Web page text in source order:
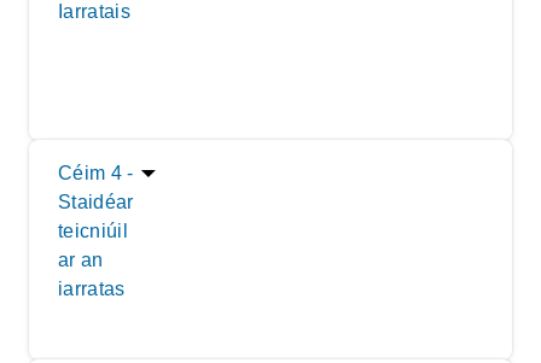
Iarratais
Céim 4 -
Staidéar
teicniúil
ar an
iarratas